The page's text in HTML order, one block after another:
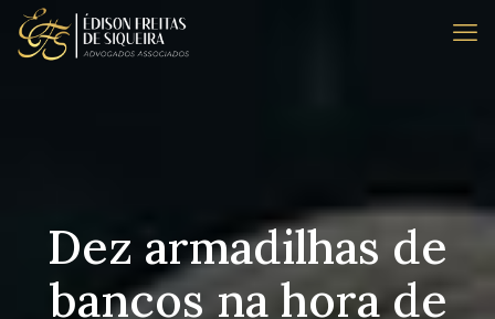
Dez armadilhas de
bancos na hora de